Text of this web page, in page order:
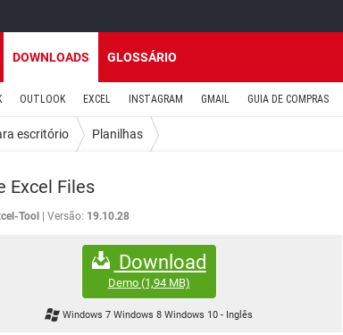
DOWNLOADS GLOSSÁRIO
OUTLOOK EXCEL INSTAGRAM GMAIL GUIA DE COMPRAS
escritório Planilhas
Excel Files
Tool Versão: 19.10.28
Download
Demo(1,94 MB)
Windows 7 Windows 8 Windows 10- Inglês